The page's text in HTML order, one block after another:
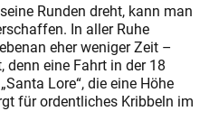
Runden dreht, kann man
In aller Ruhe
eher weniger Zeit –
denn eine Fahrt in der 18
Lore“, die eine Höhe
für ordentliches Kribbeln im